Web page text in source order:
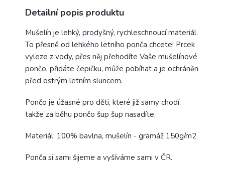
Detailní popis produktu
Mušelín je lehký, prodyšný, rychleschnoucí materiál.
To přesně od lehkého letního ponča chcete! Prcek
vyleze z vody, přes něj přehodíte Vaše mušelínové
pončo, přidáte čepičku, může pobíhat a je ochráněn
před ostrým letním sluncem.
Pončo je úžasné pro děti, které již samy chodí,
takže za běhu pončo šup šup nasadíte.
Materiál: 100% bavlna, mušelín - gramáž 150g/m2
Ponča si sami šijeme a vyšíváme sami v ČR.